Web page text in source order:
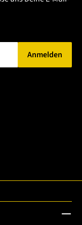
ein.
Anmelden